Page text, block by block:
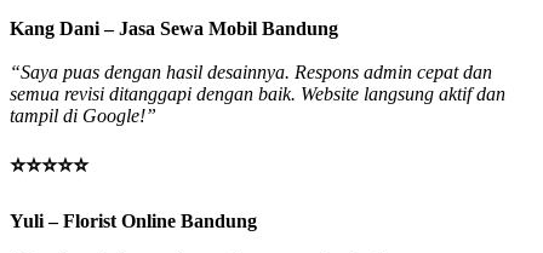
Kang Dani – Jasa Sewa Mobil Bandung
“Saya puas dengan hasil desainnya. Respons admin cepat dan
semua revisi ditanggapi dengan baik. Website langsung aktif dan
tampil di Google!”
⭐⭐⭐⭐⭐
Yuli – Florist Online Bandung